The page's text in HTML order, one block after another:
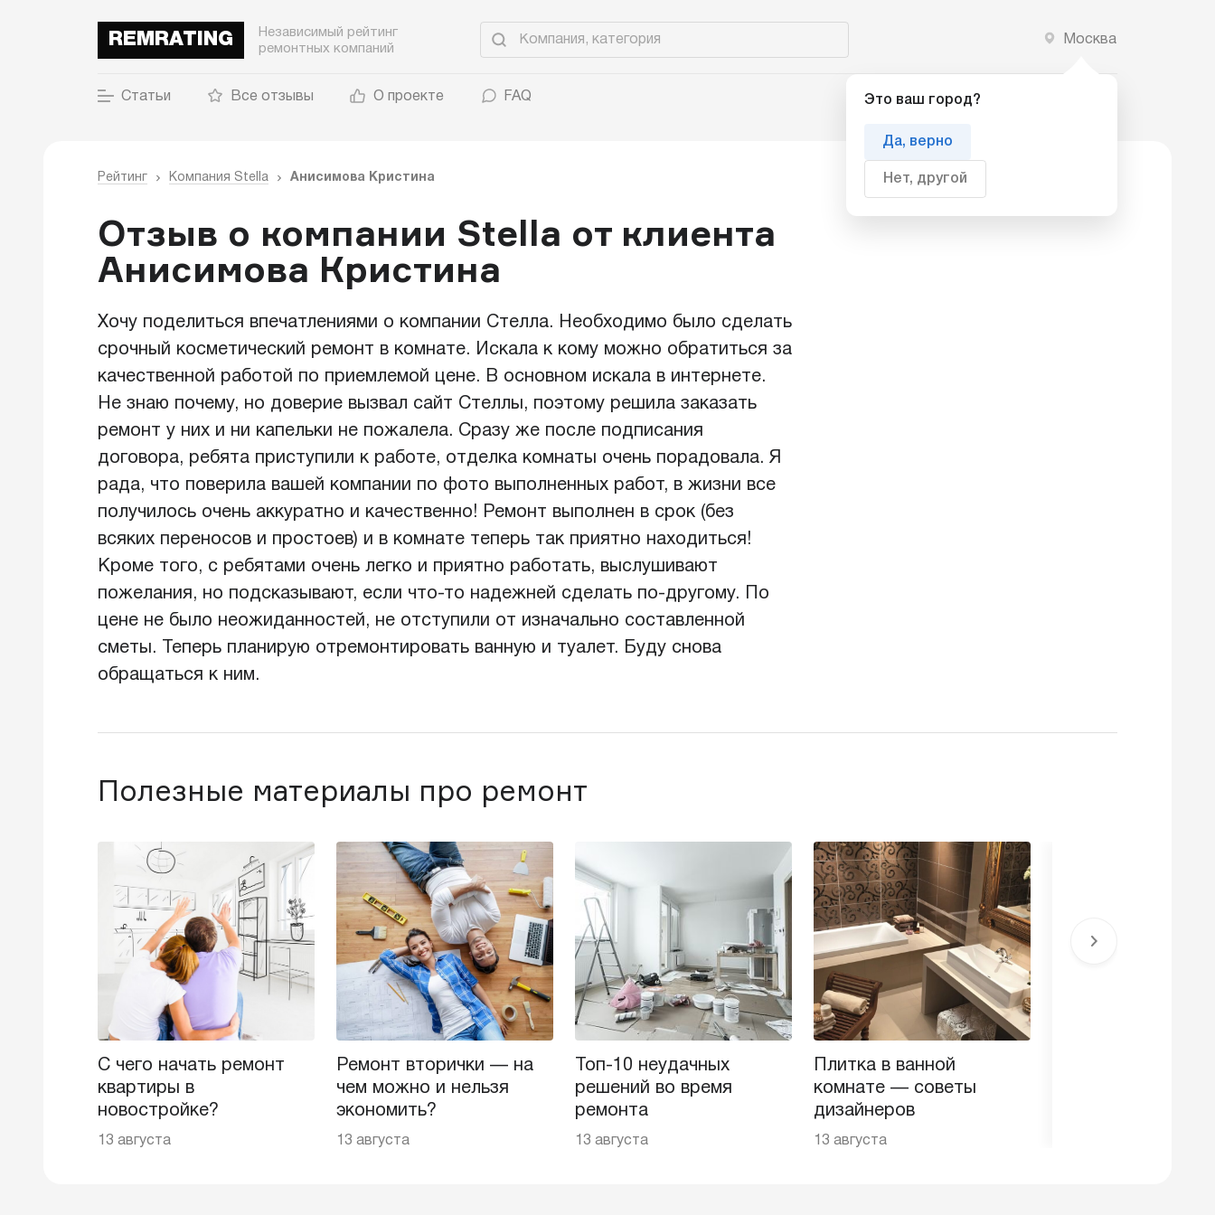
REMRATING
Независимый рейтинг
ремонтных компаний
Москва
Это ваш город?
Да, верно
Нет, другой
Статьи Все отзывы О проекте FAQ Добавить компанию
Рейтинг Компания Stella Анисимова Кристина
Отзыв о компании Stella от клиента
Анисимова Кристина
Хочу поделиться впечатлениями о компании Стелла. Необходимо было сделать
срочный косметический ремонт в комнате. Искала к кому можно обратиться за
качественной работой по приемлемой цене. В основном искала в интернете.
Не знаю почему, но доверие вызвал сайт Стеллы, поэтому решила заказать
ремонт у них и ни капельки не пожалела. Сразу же после подписания
договора, ребята приступили к работе, отделка комнаты очень порадовала. Я
рада, что поверила вашей компании по фото выполненных работ, в жизни все
получилось очень аккуратно и качественно! Ремонт выполнен в срок (без
всяких переносов и простоев) и в комнате теперь так приятно находиться!
Кроме того, с ребятами очень легко и приятно работать, выслушивают
пожелания, но подсказывают, если что-то надежней сделать по-другому. По
цене не было неожиданностей, не отступили от изначально составленной
сметы. Теперь планирую отремонтировать ванную и туалет. Буду снова
обращаться к ним.
Полезные материалы про ремонт
С чего начать ремонт
квартиры в
новостройке?
13 августа
Ремонт вторички — на
чем можно и нельзя
экономить?
13 августа
Топ-10 неудачных
решений во время
ремонта
13 августа
Плитка в ванной
комнате — советы
дизайнеров
13 августа